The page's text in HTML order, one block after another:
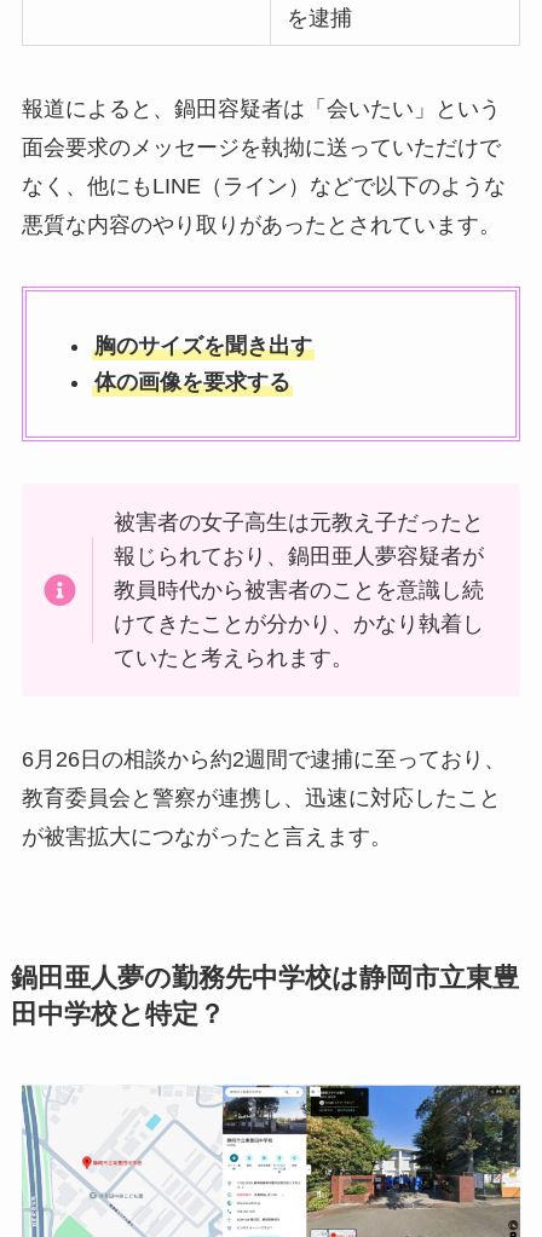
を逮捕
報道によると、鍋田容疑者は「会いたい」という
面会要求のメッセージを執拗に送っていただけで
なく、他にもLINE（ライン）などで以下のような
悪質な内容のやり取りがあったとされています。
胸のサイズを聞き出す
体の画像を要求する
被害者の女子高生は元教え子だったと
報じられており、鍋田亜人夢容疑者が
教員時代から被害者のことを意識し続
けてきたことが分かり、かなり執着し
ていたと考えられます。
6月26日の相談から約2週間で逮捕に至っており、
教育委員会と警察が連携し、迅速に対応したこと
が被害拡大につながったと言えます。
鍋田亜人夢の勤務先中学校は静岡市立東豊
田中学校と特定？